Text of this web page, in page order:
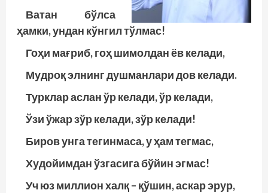
Ватан бўлса
ҳамки, ундан кўнгил тўлмас!
Гоҳи мағриб, гоҳ шимолдан ёв келади,
Мудроқ элнинг душманлари дов келади.
Турклар аслан ўр келади, ўр келади,
Ўзи ўжар зўр келади, зўр келади!
Биров унга тегинмаса, у ҳам тегмас,
Худойимдан ўзгасига бўйин эгмас!
Уч юз миллион халқ – қўшин, аскар эрур,